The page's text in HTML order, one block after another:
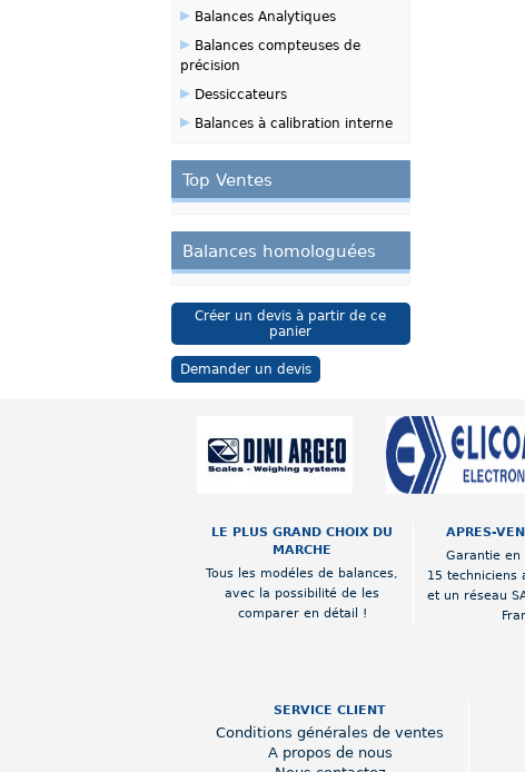
▸Balances Analytiques
▸Balances compteuses de
précision
▸Dessiccateurs
▸Balances à calibration interne
Top Ventes
Balances homologuées
Créer un devis à partir de ce
panier
Demander un devis
LE PLUS GRAND CHOIX DU
MARCHE
Tous les modéles de balances,
avec la possibilité de les
comparer en détail !
APRES-
Garantie en
15 techniciens
et un réseau
SERVICE CLIENT
Conditions générales de ventes
A propos de nous